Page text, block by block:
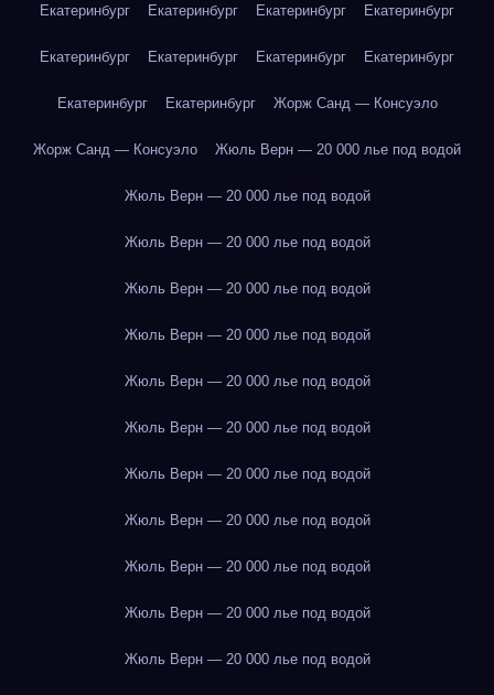
Екатеринбург Екатеринбург Екатеринбург Екатеринбург
Екатеринбург Екатеринбург Екатеринбург Екатеринбург
Екатеринбург Екатеринбург Жорж Санд — Консуэло
Жорж Санд — Консуэло Жюль Верн — 20 000 лье под водой
Жюль Верн — 20 000 лье под водой
Жюль Верн — 20 000 лье под водой
Жюль Верн — 20 000 лье под водой
Жюль Верн — 20 000 лье под водой
Жюль Верн — 20 000 лье под водой
Жюль Верн — 20 000 лье под водой
Жюль Верн — 20 000 лье под водой
Жюль Верн — 20 000 лье под водой
Жюль Верн — 20 000 лье под водой
Жюль Верн — 20 000 лье под водой
Жюль Верн — 20 000 лье под водой